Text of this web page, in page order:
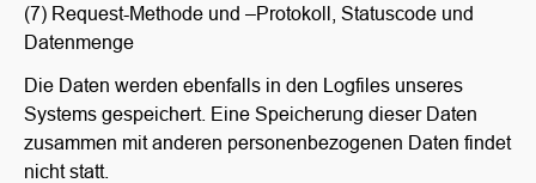
(7) Request-Methode und –Protokoll, Statuscode und
Datenmenge
Die Daten werden ebenfalls in den Logfiles unseres
Systems gespeichert. Eine Speicherung dieser Daten
zusammen mit anderen personenbezogenen Daten findet
nicht statt.